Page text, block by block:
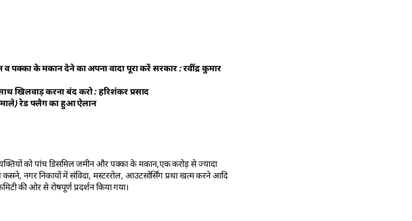
पक्का के मकान देने का अपना वादा पूरा करें सरकार : रवींद्र कुमार
खिलवाड़ करना बंद करो : हरिशंकर प्रसाद
(माले) रेड फ्लैग का हुआ ऐलान
व्यक्तियों को पांच डिसमिल जमीन और पक्का के मकान,एक करोड़ से ज्यादा
नगर निकायों में संविदा, मस्टररोल, आउटसोर्सिंग प्रथा खत्म करने आदि
की ओर से रोषपूर्ण प्रदर्शन किया गया।